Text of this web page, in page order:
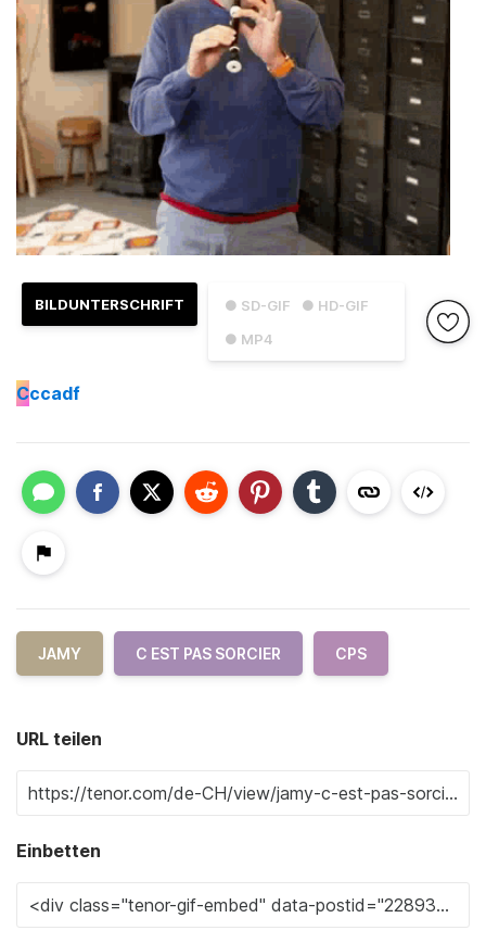
● SD-GIF
● HD-GIF
● MP4
BILDUNTERSCHRIFT
Cccadf
JAMY C EST PAS SORCIER CPS
URL teilen
Einbetten